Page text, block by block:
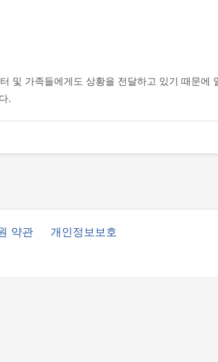
및 가족들에게도 상황을 전달하고 있기 때문에
.
약관 개인정보보호